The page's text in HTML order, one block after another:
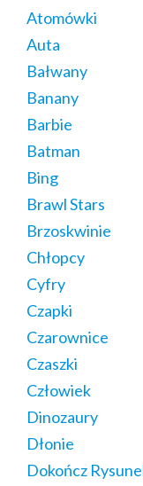
Atomówki
Auta
Bałwany
Banany
Barbie
Batman
Bing
Brawl Stars
Brzoskwinie
Chłopcy
Cyfry
Czapki
Czarownice
Czaszki
Człowiek
Dinozaury
Dłonie
Dokończ